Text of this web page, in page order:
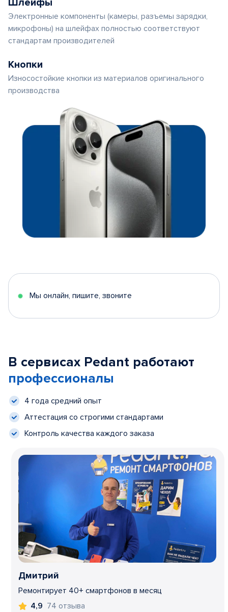
Шлейфы
Электронные компоненты (камеры, разъемы зарядки,
микрофоны) на шлейфах полностью соответствуют
стандартам производителей
Кнопки
Износостойкие кнопки из материалов оригинального
производства
Мы онлайн, пишите, звоните
В сервисах Pedant работают
профессионалы
4 года средний опыт
Аттестация со строгими стандартами
Контроль качества каждого заказа
Дмитрий
Ремонтирует 40+ смартфонов в месяц
4,9 74 отзыва